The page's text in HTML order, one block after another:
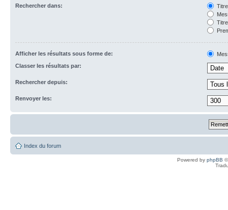
Rechercher dans:
Afficher les résultats sous forme de:
Classer les résultats par:
Rechercher depuis:
Renvoyer les:
Index du forum
Powered by phpBB